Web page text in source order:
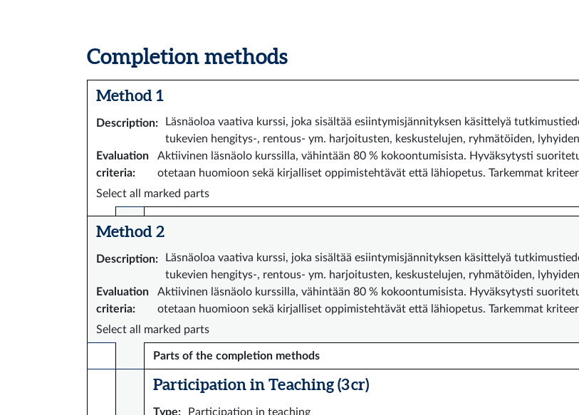
Completion methods
Method 1
Description:
Läsnäoloa vaativa kurssi, joka sisältää esiintymisjännityksen käsittelyä
tukevien hengitys-, rentous- ym. harjoitusten, keskustelujen, ryhmätöiden,
Evaluation
criteria:
Aktiivinen läsnäolo kurssilla, vähintään 80 % kokoontumisista. Hyväksytysti
otetaan huomioon sekä kirjalliset oppimistehtävät että lähiopetus. Tarkemmat
Select all marked parts
Method 2
Description:
Läsnäoloa vaativa kurssi, joka sisältää esiintymisjännityksen käsittelyä
tukevien hengitys-, rentous- ym. harjoitusten, keskustelujen, ryhmätöiden,
Evaluation
criteria:
Aktiivinen läsnäolo kurssilla, vähintään 80 % kokoontumisista. Hyväksytysti
otetaan huomioon sekä kirjalliset oppimistehtävät että lähiopetus. Tarkemmat
Select all marked parts
Parts of the completion methods
Participation in Teaching (3 cr)
Type:
Participation in teaching